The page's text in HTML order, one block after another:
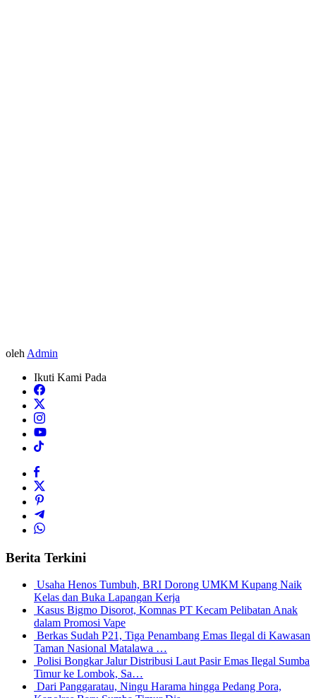
oleh Admin
Ikuti Kami Pada
Berita Terkini
Usaha Henos Tumbuh, BRI Dorong UMKM Kupang Naik
Kelas dan Buka Lapangan Kerja
Kasus Bigmo Disorot, Komnas PT Kecam Pelibatan Anak
dalam Promosi Vape
Berkas Sudah P21, Tiga Penambang Emas Ilegal di Kawasan
Taman Nasional Matalawa …
Polisi Bongkar Jalur Distribusi Laut Pasir Emas Ilegal Sumba
Timur ke Lombok, Sa…
Dari Panggaratau, Ningu Harama hingga Pedang Pora,